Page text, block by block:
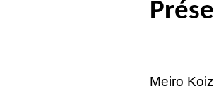
Meiro